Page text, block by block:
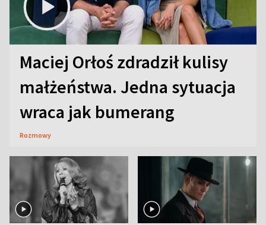
Maciej Orłoś zdradził kulisy
małżeństwa. Jedna sytuacja
wraca jak bumerang
Rozmowy